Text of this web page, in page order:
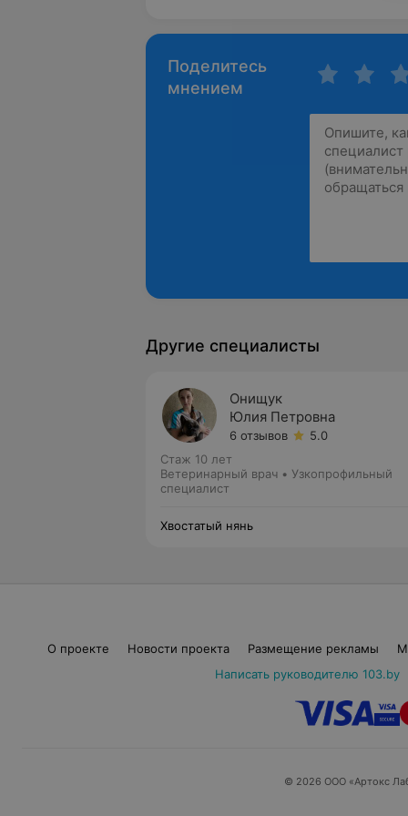
Поделитесь
мнением
Другие специалисты
Онищук
Юлия Петровна
6 отзывов
5.0
Стаж 10 лет
Ветеринарный врач • Узкопрофильный
специалист
Хвостатый нянь
О проекте Новости проекта Размещение рекламы
Написать руководителю 103.by
© 2026 ООО «Артокс